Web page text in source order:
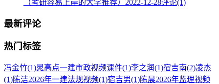
（考研容易上岸的大学推荐） 2022-12-28评论(1)
最新评论
热门标签
冯金竹(1)晁高点一建市政视频课件(1)李之润(1)宿吉南(2)凌杰
(1)陈洁2026年一建法规视频(1)宿吉男(1)陈晨2026年监理视频